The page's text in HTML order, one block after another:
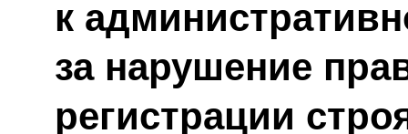
к
за нарушение
регистрации